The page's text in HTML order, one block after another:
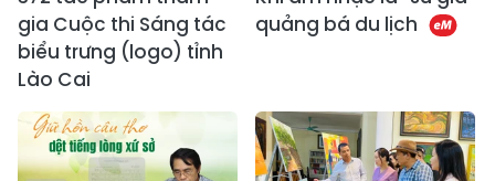
gia Cuộc thi Sáng tác
biểu trưng (logo) tỉnh
Lào Cai
quảng bá du lịch